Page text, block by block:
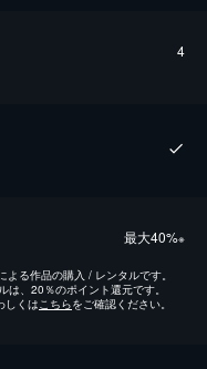
4
最⼤40%※
る作品の購入 / レンタルです。
、20％のポイント還元です。
しくはこちらをご確認ください。